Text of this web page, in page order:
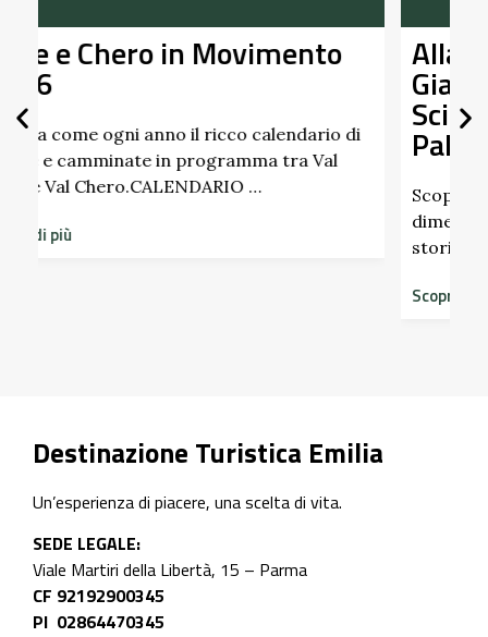
di
Alla Scoperta dei Profumi del
Pallavicino
Scopri i profumi inaspettati di erbe e frutti
dimenticati radicati da secoli. Nel giardino
Destinazione Turistica Emilia
Un’esperienza di piacere, una scelta di vita.
SEDE LEGALE:
Viale Martiri della Libertà, 15 – Parma
CF 92192900345
PI 02864470345